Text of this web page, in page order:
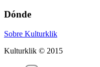
Dónde
Sobre Kulturklik
Kulturklik © 2015